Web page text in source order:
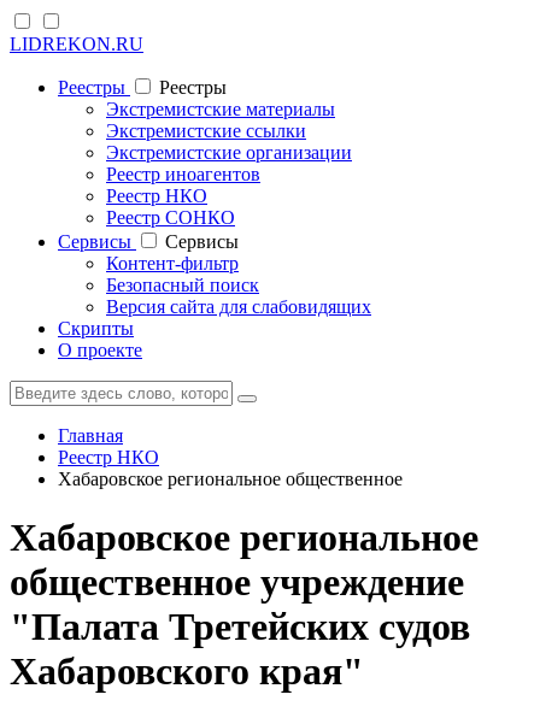
LIDREKON.RU
Реестры
Реестры
Экстремистские материалы
Экстремистские ссылки
Экстремистские организации
Реестр иноагентов
Реестр НКО
Реестр СОНКО
Cервисы
Cервисы
Контент-фильтр
Безопасный поиск
Версия сайта для слабовидящих
Скрипты
О проекте
Главная
Реестр НКО
Хабаровское региональное общественное
Хабаровское региональное
общественное учреждение
"Палата Третейских судов
Хабаровского края"